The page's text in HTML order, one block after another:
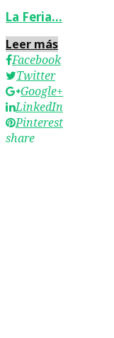
La Feria…
Leer más
Facebook
Twitter
Google+
LinkedIn
Pinterest
share